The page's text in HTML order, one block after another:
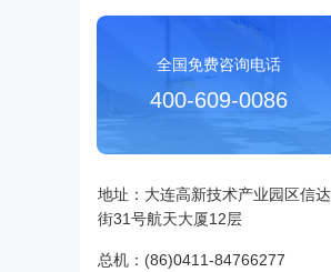
全国免费咨询电话
400-609-0086
地址：大连高新技术产业园区信达
街31号航天大厦12层
总机：(86)0411-84766277